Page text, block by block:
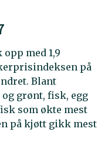
med 1,9
på
Blant
grønt, fisk, egg
som økte mest
på kjøtt gikk mest